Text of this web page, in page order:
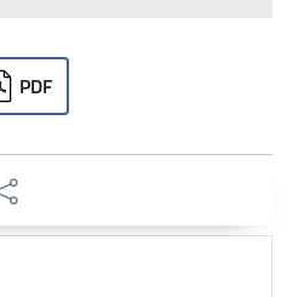
PDF
Condividi